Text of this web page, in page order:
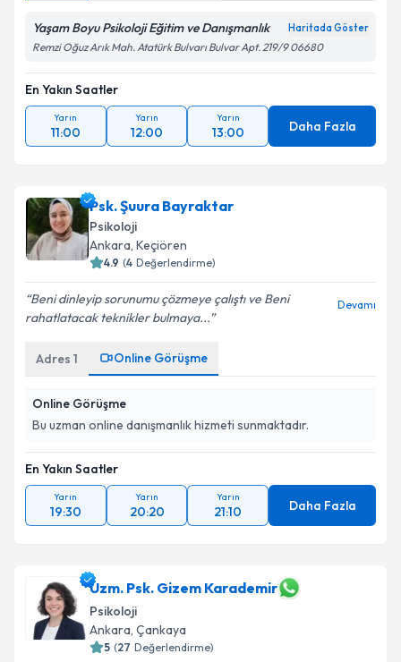
Yaşam Boyu Psikoloji Eğitim ve Danışmanlık Haritada Göster
Remzi Oğuz Arık Mah. Atatürk Bulvarı Bulvar Apt. 219/9 06680
En Yakın Saatler
Yarın
11:00
Yarın
12:00
Yarın
13:00 Daha Fazla
Psk. Şuura Bayraktar
Psikoloji
Ankara, Keçiören
4.9 (4 Değerlendirme)
Beni dinleyip sorunumu çözmeye çalıştı ve Beni
rahatlatacak teknikler bulmaya...
Devamı
Adres 1 Online Görüşme
Online Görüşme
Bu uzman online danışmanlık hizmeti sunmaktadır.
En Yakın Saatler
Yarın
19:30
Yarın
20:20
Yarın
21:10 Daha Fazla
Uzm. Psk. Gizem Karademir
Psikoloji
Ankara, Çankaya
5 (27 Değerlendirme)